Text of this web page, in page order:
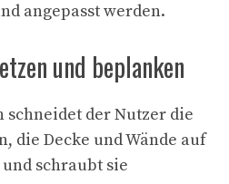
angepasst werden.
und beplanken
schneidet der Nutzer die
die Decke und Wände auf
schraubt sie